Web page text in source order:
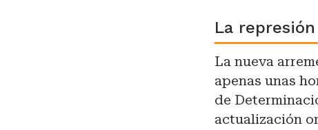
La
La nueva
apenas unas
de
actualización